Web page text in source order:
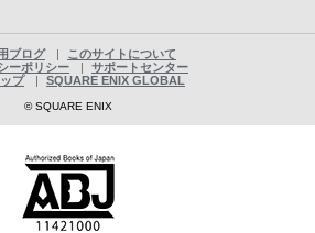
ブログ
このサイトについて
ーポリシー
サポートセンター
プ
SQUARE ENIX GLOBAL
© SQUARE ENIX